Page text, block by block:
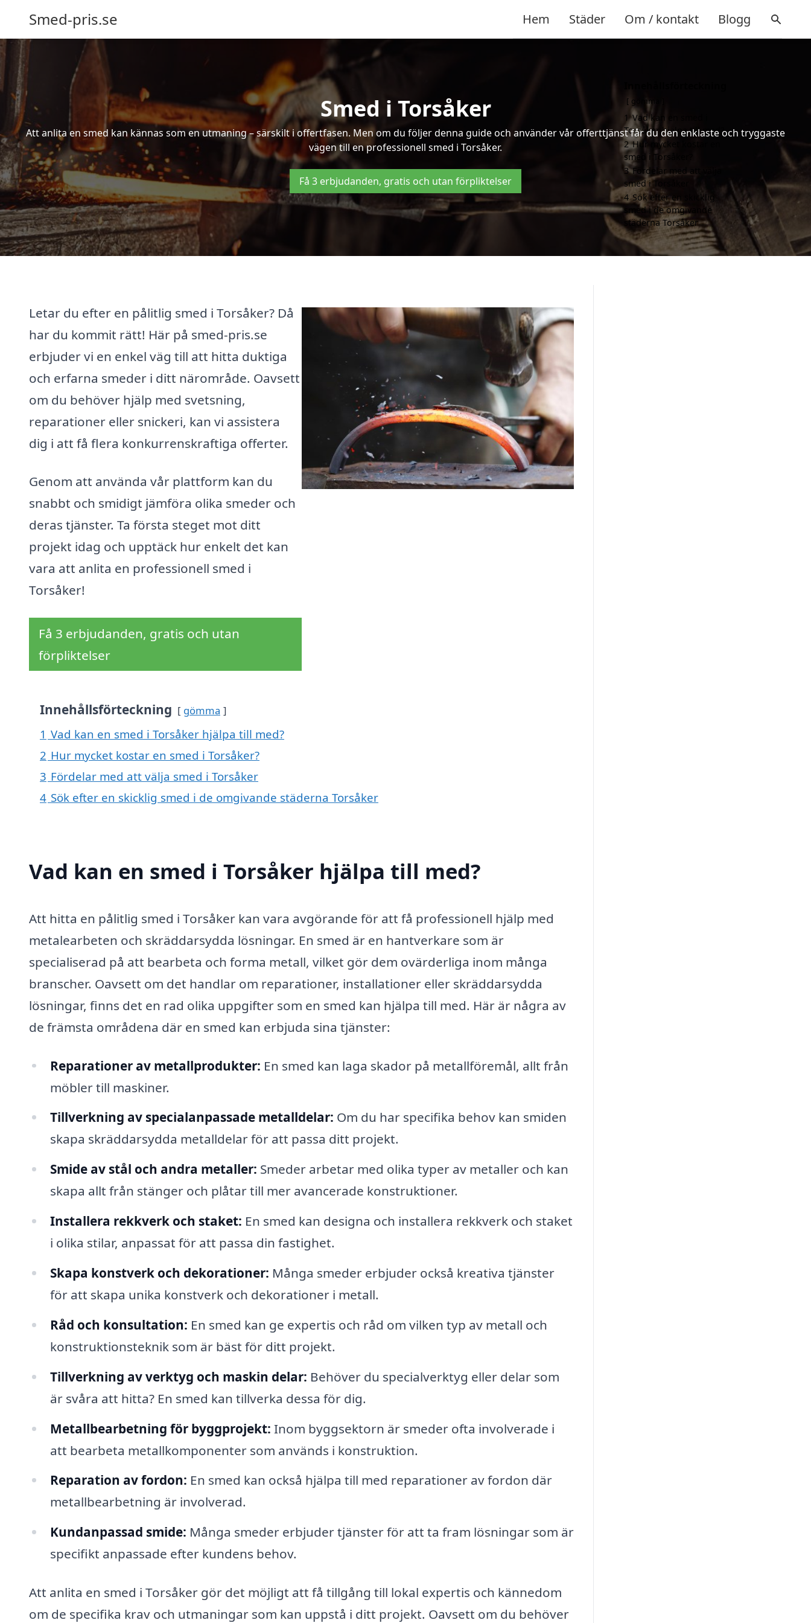
Smed-pris.se Hem Städer Om / kontakt Blogg
Smed i Torsåker
Att anlita en smed kan kännas som en utmaning – särskilt i offertfasen. Men om du följer denna guide och använder vår offerttjänst får du den enklaste och tryggaste
vägen till en professionell smed i Torsåker.
Få 3 erbjudanden, gratis och utan förpliktelser
Letar du efter en pålitlig smed i Torsåker? Då
har du kommit rätt! Här på smed-pris.se
erbjuder vi en enkel väg till att hitta duktiga
och erfarna smeder i ditt närområde. Oavsett
om du behöver hjälp med svetsning,
reparationer eller snickeri, kan vi assistera
dig i att få flera konkurrenskraftiga offerter.
Genom att använda vår plattform kan du
snabbt och smidigt jämföra olika smeder och
deras tjänster. Ta första steget mot ditt
projekt idag och upptäck hur enkelt det kan
vara att anlita en professionell smed i
Torsåker!
Få 3 erbjudanden, gratis och utan
förpliktelser
Innehållsförteckning gömma
1 Vad kan en smed i Torsåker hjälpa till med?
2 Hur mycket kostar en smed i Torsåker?
3 Fördelar med att välja smed i Torsåker
4 Sök efter en skicklig smed i de omgivande städerna Torsåker
Vad kan en smed i Torsåker hjälpa till med?
Att hitta en pålitlig smed i Torsåker kan vara avgörande för att få professionell hjälp med
metalearbeten och skräddarsydda lösningar. En smed är en hantverkare som är
specialiserad på att bearbeta och forma metall, vilket gör dem ovärderliga inom många
branscher. Oavsett om det handlar om reparationer, installationer eller skräddarsydda
lösningar, finns det en rad olika uppgifter som en smed kan hjälpa till med. Här är några av
de främsta områdena där en smed kan erbjuda sina tjänster:
Reparationer av metallprodukter: En smed kan laga skador på metallföremål, allt från
möbler till maskiner.
Tillverkning av specialanpassade metalldelar: Om du har specifika behov kan smiden
skapa skräddarsydda metalldelar för att passa ditt projekt.
Smide av stål och andra metaller: Smeder arbetar med olika typer av metaller och kan
skapa allt från stänger och plåtar till mer avancerade konstruktioner.
Installera rekkverk och staket: En smed kan designa och installera rekkverk och staket
i olika stilar, anpassat för att passa din fastighet.
Skapa konstverk och dekorationer: Många smeder erbjuder också kreativa tjänster
för att skapa unika konstverk och dekorationer i metall.
Råd och konsultation: En smed kan ge expertis och råd om vilken typ av metall och
konstruktionsteknik som är bäst för ditt projekt.
Tillverkning av verktyg och maskin delar: Behöver du specialverktyg eller delar som
är svåra att hitta? En smed kan tillverka dessa för dig.
Metallbearbetning för byggprojekt: Inom byggsektorn är smeder ofta involverade i
att bearbeta metallkomponenter som används i konstruktion.
Reparation av fordon: En smed kan också hjälpa till med reparationer av fordon där
metallbearbetning är involverad.
Kundanpassad smide: Många smeder erbjuder tjänster för att ta fram lösningar som är
specifikt anpassade efter kundens behov.
Att anlita en smed i Torsåker gör det möjligt att få tillgång till lokal expertis och kännedom
om de specifika krav och utmaningar som kan uppstå i ditt projekt. Oavsett om du behöver
gömma
1 Vad kan en smed i
Torsåker hjälpa till med?
2 Hur mycket kostar en
smed i Torsåker?
3 Fördelar med att välja
smed i Torsåker
4 Sök efter en skicklig
smed i de omgivande
städerna Torsåker